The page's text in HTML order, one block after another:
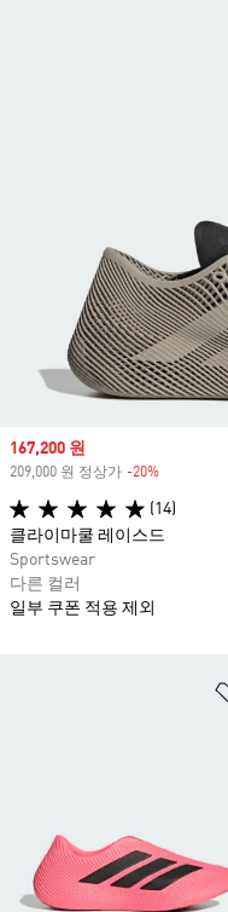
Sale price
167,200 원
209,000 원 정상가 -20%
(14)
클라이마쿨 레이스드
Sportswear
다른 컬러
일부 쿠폰 적용 제외